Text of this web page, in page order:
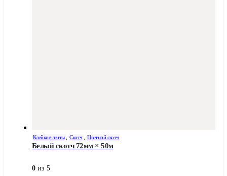
Клейкие ленты, Скотч , Цветной скотч
Белый скотч 72мм × 50м
0 из 5